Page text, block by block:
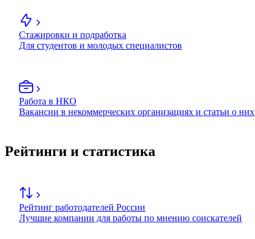
Стажировки и подработка
Для студентов и молодых специалистов
Работа в НКО
Вакансии в некоммерческих организациях и статьи о них
Рейтинги и статистика
Рейтинг работодателей России
Лучшие компании для работы по мнению соискателей